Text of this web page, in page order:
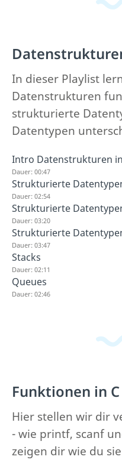
In dieser Playlist
Datenstrukturen
strukturierte
Datentypen
Intro Datenstrukturen
Dauer: 00:47
Strukturierte
Dauer: 02:54
Strukturierte
Dauer: 03:20
Strukturierte
Dauer: 03:47
Stacks
Dauer: 02:11
Queues
Dauer: 02:46
Funktionen in C
Hier stellen wir dir
- wie printf, scanf
zeigen dir wie du